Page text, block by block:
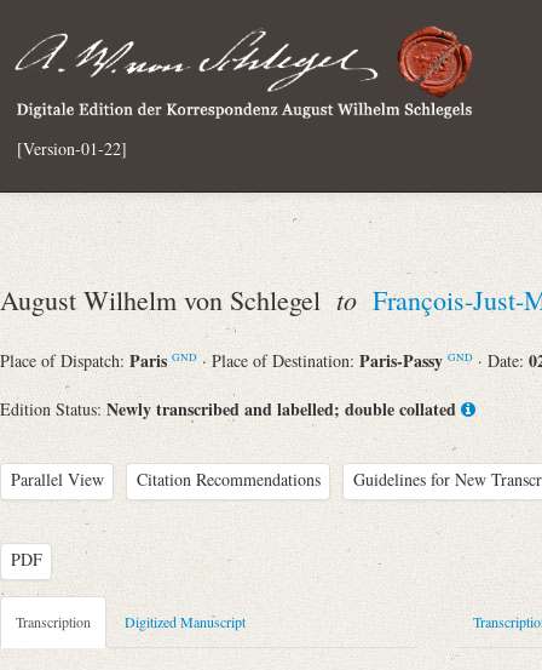
[Version-01-22]
August Wilhelm von Schlegel to François-Just-
Place of Dispatch: Paris GND · Place of Destination: Paris-Passy GND · Date:
Edition Status: Newly transcribed and labelled; double collated
Parallel View Citation Recommendations Guidelines for New
PDF
Metadata Concerning Header
Sender: August Wilhelm von Schlegel
Transcription Digitized Manuscript